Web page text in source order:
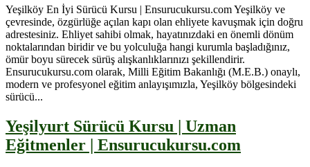
Yeşilköy En İyi Sürücü Kursu | Ensurucukursu.com Yeşilköy ve
çevresinde, özgürlüğe açılan kapı olan ehliyete kavuşmak için doğru
adrestesiniz. Ehliyet sahibi olmak, hayatınızdaki en önemli dönüm
noktalarından biridir ve bu yolculuğa hangi kurumla başladığınız,
ömür boyu sürecek sürüş alışkanlıklarınızı şekillendirir.
Ensurucukursu.com olarak, Milli Eğitim Bakanlığı (M.E.B.) onaylı,
modern ve profesyonel eğitim anlayışımızla, Yeşilköy bölgesindeki
sürücü...
Yeşilyurt Sürücü Kursu | Uzman
Eğitmenler | Ensurucukursu.com